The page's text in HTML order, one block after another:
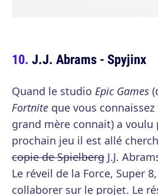
J.J. Abrams - Spyjinx
Quand le studio Epic Games
Fortnite que vous
grand mère connait) a voulu
prochain jeu il est allé
copie de Spielberg J.J.
Le réveil de la Force, Super
collaborer sur le projet. Le